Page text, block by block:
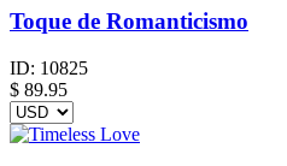
Toque de Romanticismo
ID: 10825
$ 89.95